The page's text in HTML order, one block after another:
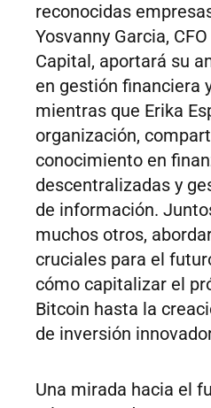
reconocidas
Yosvanny Garcia,
Capital, aportará su
en gestión financiera
mientras que Erika
organización,
conocimiento en
descentralizadas y
de información.
muchos otros,
cruciales para el
cómo capitalizar el
Bitcoin hasta la
de inversión
Una mirada hacia el